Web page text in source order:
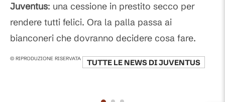
Juventus: una cessione in prestito secco per
rendere tutti felici. Ora la palla passa ai
bianconeri che dovranno decidere cosa fare.
© RIPRODUZIONE RISERVATA TUTTE LE NEWS DIJUVENTUS